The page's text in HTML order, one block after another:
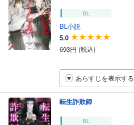
BL
BL小説
5.0
693円 (税込)
あらすじを表示する
転生詐欺師
BL